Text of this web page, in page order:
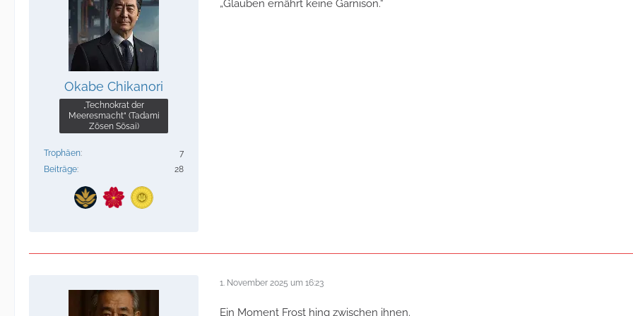
Okabe Chikanori
„Technokrat der
Meeresmacht“ (Tadami
Zōsen Sōsai)
Trophäen
7
Beiträge
28
„Glauben ernährt keine Garnison.“
1. November 2025 um 16:23
Ein Moment Frost hing zwischen ihnen.